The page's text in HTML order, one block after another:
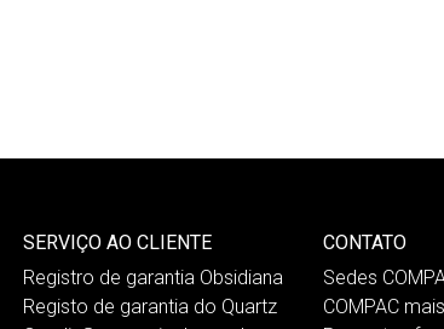
SERVIÇO AO CLIENTE
Registro de garantia Obsidiana
Registo de garantia do Quartz
CONTATO
Sedes
COMPAC